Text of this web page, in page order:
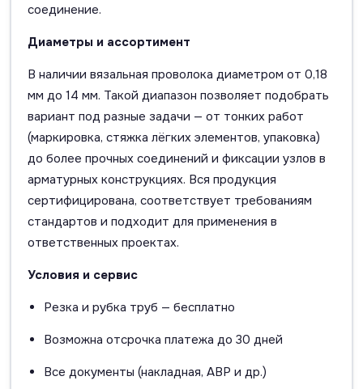
соединение.
Диаметры и ассортимент
В наличии вязальная проволока диаметром от 0,18
мм до 14 мм. Такой диапазон позволяет подобрать
вариант под разные задачи — от тонких работ
(маркировка, стяжка лёгких элементов, упаковка)
до более прочных соединений и фиксации узлов в
арматурных конструкциях. Вся продукция
сертифицирована, соответствует требованиям
стандартов и подходит для применения в
ответственных проектах.
Условия и сервис
Резка и рубка труб — бесплатно
Возможна отсрочка платежа до 30 дней
Все документы (накладная, АВР и др.)